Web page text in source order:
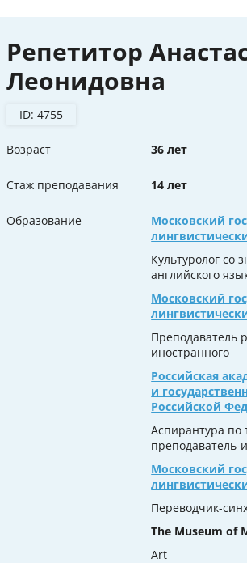
Репетитор
Леонидовна
ID: 4755
Возраст 36 лет
Стаж преподавания 14 лет
Образование
Московский
Культуролог со
английского
Московский
Преподаватель
иностранного
Российская
и
Российской
Аспирантура по
преподаватель-
Московский
Переводчик-
The Museum of
Art